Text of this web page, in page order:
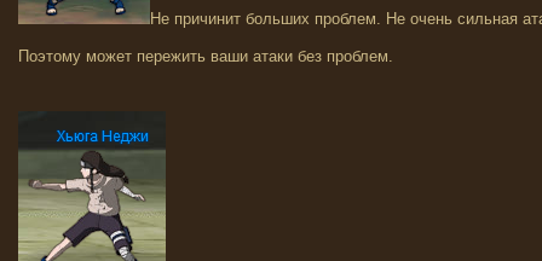
Не причинит больших проблем. Не очень сильная
Поэтому может пережить ваши атаки без проблем.